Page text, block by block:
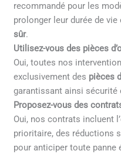
recommandé pour les
prolonger leur durée de
sûr.
Utilisez-vous des pièces
Oui, toutes nos
exclusivement des pièces
garantissant ainsi sécurité
Proposez-vous des
Oui, nos contrats incluent
prioritaire, des réductions
pour anticiper toute panne